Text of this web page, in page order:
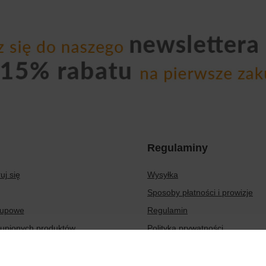
się
produktów
Regulaminy
Wysyłka
Sposoby płatności i prowizje
Regulamin
Polityka prywatności